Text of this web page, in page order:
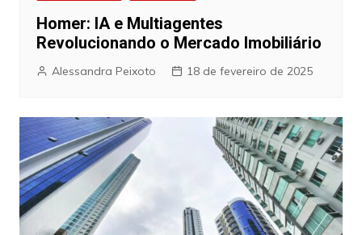
Homer: IA e Multiagentes
Revolucionando o Mercado Imobiliário
Alessandra Peixoto 18 de fevereiro de 2025